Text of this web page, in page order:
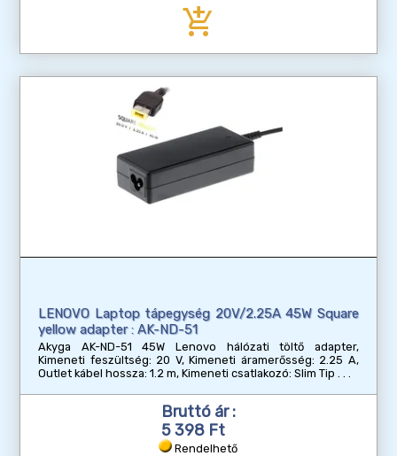
add_shopping_cart
LENOVO Laptop tápegység 20V/2.25A 45W Square
yellow adapter : AK-ND-51
Akyga AK-ND-51 45W Lenovo hálózati töltő adapter,
Kimeneti feszültség: 20 V, Kimeneti áramerősség: 2.25 A,
Outlet kábel hossza: 1.2 m, Kimeneti csatlakozó: Slim Tip
Bruttó ár :
5 398 Ft
Rendelhető